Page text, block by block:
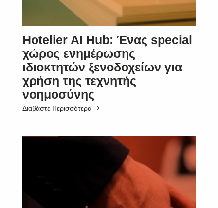
Hotelier AI Hub: Ένας special
χώρος ενημέρωσης
ιδιοκτητών ξενοδοχείων για
χρήση της τεχνητής
νοημοσύνης
Διαβάστε Περισσότερα